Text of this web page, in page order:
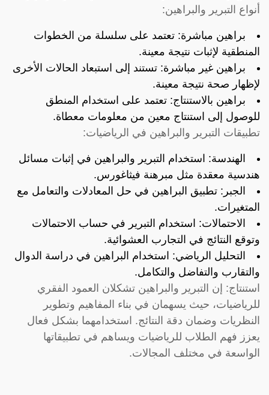
أنواع التبرير والبراهين:
براهين مباشرة: تعتمد على سلسلة من الخطوات
المنطقية لإثبات نتيجة معينة.
براهين غير مباشرة: تستند إلى استبعاد الحالات الأخرى
لإظهار صحة نتيجة معينة.
براهين بالاستنتاج: تعتمد على استخدام المنطق
للوصول إلى استنتاج معين من معلومات معطاة.
تطبيقات التبرير والبراهين في الرياضيات:
الهندسة: استخدام التبرير والبراهين في إثبات مسائل
هندسية معقدة مثل مبرهنة فيثاغورس.
الجبر: تطبيق البراهين في حل المعادلات والتعامل مع
المتغيرات.
الاحتمالات: استخدام التبرير في حساب الاحتمالات
وتوقع النتائج في التجارب العشوائية.
التحليل الرياضي: استخدام البراهين في دراسة الدوال
والتقارب والتفاضل والتكامل.
استنتاج: إن التبرير والبراهين تشكلان العمود الفقري
للرياضيات، حيث يسهمان في بناء المفاهيم وتطوير
النظريات وضمان دقة النتائج. استخدامهما بشكل فعال
يعزز فهم الطلاب للرياضيات ويساهم في تطبيقاتها
الواسعة في مختلف المجالات.